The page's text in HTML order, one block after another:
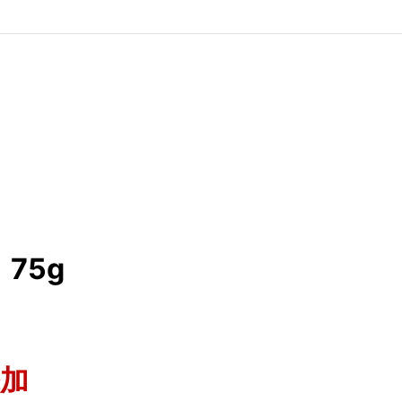
75g